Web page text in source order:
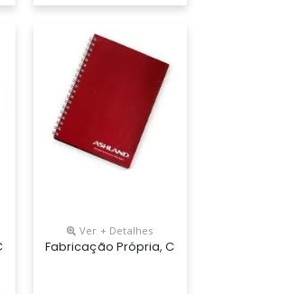
Personalizadas Em Uma Cor (frente
Em Papel Especial Com Gravação Em
E 21x28 Cm. Capa Impressa Em 4 Cores,
Jeito.tamanhos 15x21,18x25 E 21x28 Cm.
Personalizados Do Seu
Ver + Detalhes
Fabricação Própria, Cadernos